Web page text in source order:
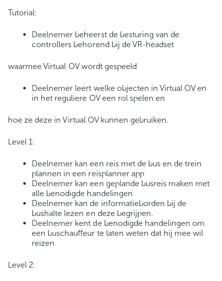
Tutorial:
Deelnemer beheerst de besturing van de
controllers behorend bij de VR-headset
waarmee Virtual OV wordt gespeeld
Deelnemer leert welke objecten in Virtual OV en
in het reguliere OV een rol spelen en
hoe ze deze in Virtual OV kunnen gebruiken.
Level 1:
Deelnemer kan een reis met de bus en de trein
plannen in een reisplanner app
Deelnemer kan een geplande busreis maken met
alle benodigde handelingen
Deelnemer kan de informatieborden bij de
bushalte lezen en deze begrijpen.
Deelnemer kent de benodigde handelingen om
een buschauffeur te laten weten dat hij mee wil
reizen
Level 2: